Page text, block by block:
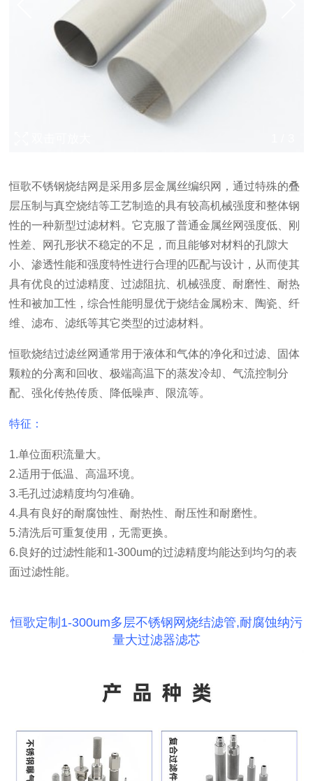
恒歌不锈钢烧结网是采用多层金属丝编织网，通过特殊的叠
层压制与真空烧结等工艺制造的具有较高机械强度和整体钢
性的一种新型过滤材料。它克服了普通金属丝网强度低、刚
性差、网孔形状不稳定的不足，而且能够对材料的孔隙大
小、渗透性能和强度特性进行合理的匹配与设计，从而使其
具有优良的过滤精度、过滤阻抗、机械强度、耐磨性、耐热
性和被加工性，综合性能明显优于烧结金属粉末、陶瓷、纤
维、滤布、滤纸等其它类型的过滤材料。
恒歌烧结过滤丝网通常用于液体和气体的净化和过滤、固体
颗粒的分离和回收、极端高温下的蒸发冷却、气流控制分
配、强化传热传质、降低噪声、限流等。
特征：
1.单位面积流量大。
2.适用于低温、高温环境。
3.毛孔过滤精度均匀准确。
4.具有良好的耐腐蚀性、耐热性、耐压性和耐磨性。
5.清洗后可重复使用，无需更换。
6.良好的过滤性能和1-300um的过滤精度均能达到均匀的表
面过滤性能。
恒歌定制1-300um多层不锈钢网烧结滤管,耐腐蚀纳污
量大过滤器滤芯